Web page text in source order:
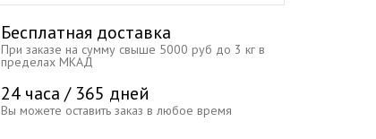
Бесплатная доставка
При заказе на сумму свыше 5000 руб до 3 кг в
пределах МКАД
24 часа / 365 дней
Вы можете оставить заказ в любое время